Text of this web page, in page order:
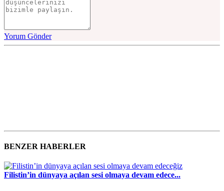
Yorum Gönder
BENZER HABERLER
Filistin’in dünyaya açılan sesi olmaya devam edece...